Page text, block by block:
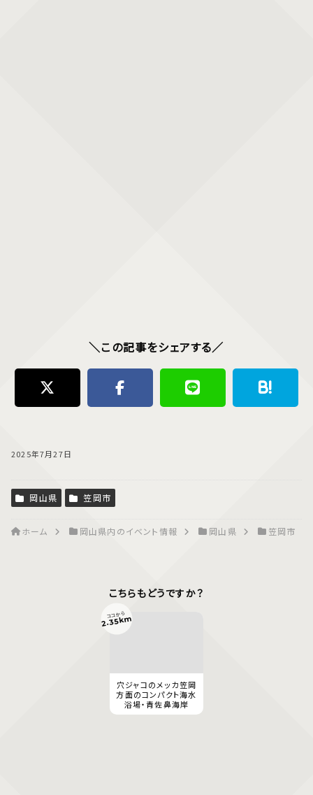
＼この記事をシェアする／
2025年7月27日
岡山県 笠岡市
ホーム 岡山県内のイベント情報 岡山県 笠岡市
こちらもどうですか？
穴ジャコのメッカ笠岡
方面のコンパクト海水
浴場・青佐鼻海岸
ココから
2.35km